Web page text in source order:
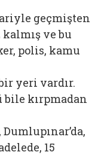
geçmişten
ve bu
polis, kamu
yeri vardır.
kırpmadan
15